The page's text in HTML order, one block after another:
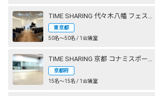
東京都
50名〜50名 / 1会議室
京都府
15名〜15名 / 1会議室